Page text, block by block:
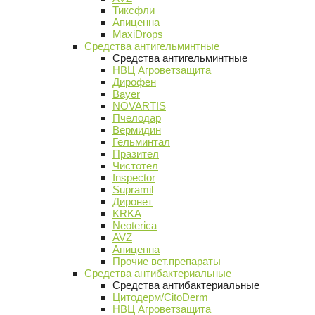
Тиксфли
Апиценна
MaxiDrops
Средства антигельминтные
Средства антигельминтные
НВЦ Агроветзащита
Дирофен
Bayer
NOVARTIS
Пчелодар
Вермидин
Гельминтал
Празител
Чистотел
Inspector
Supramil
Диронет
KRKA
Neoterica
AVZ
Апиценна
Прочие вет.препараты
Средства антибактериальные
Средства антибактериальные
Цитодерм/CitoDerm
НВЦ Агроветзащита